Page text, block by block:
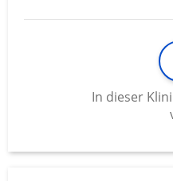
In dieser
Erstellung von Profilen
Verwendung von
Messung der